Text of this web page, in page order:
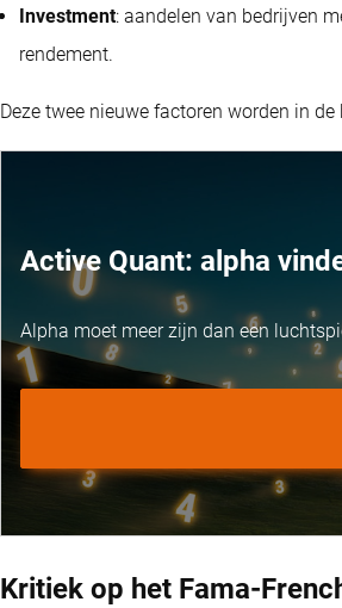
Investment: aandelen van bedrijven
rendement.
Deze twee nieuwe factoren worden in
Active Quant: alpha
Alpha moet meer zijn dan een
Kritiek op het Fama-